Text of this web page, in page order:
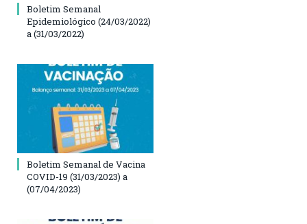
Boletim Semanal
Epidemiológico (24/03/2022)
a (31/03/2022)
Boletim Semanal de Vacina
COVID-19 (31/03/2023) a
(07/04/2023)